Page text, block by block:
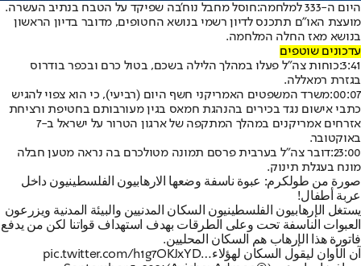
היום ה-333 למלחמה:
חוסל מחבל נוח'בה שפיקד על הטבח בנתיב העשרה.
מועצת האו"ם תתכנס לדיון רשמי בנושא החטופים, מדובר בדיון הראשון
בנושא מאז החלה המלחמה.
עדכונים שוטפים
3:41: כוחות צה"ל פעלו במהלך הלילה בשכם, בטול כרם ובכפר בודרוס
בגזרת רמאללה.
00:07: משרד המשפטים האמריקני חשף היום (רביעי), כי הוא צפוי להגיש
כתבי אישום נגד בכירים בהנהגת חמאס בגין מעורבותם בחטיפת ורציחת
אזרחים אמריקנים במהלך המתקפה של ארגון הטרור על ישראל ב-7
באוקטובר.
23:00: דובר צה"ל בערבית פרסם תמונה מטולכרם בה נראה מטען חבלה
מונח בעגלת תינוק.
صورة من طولكرم: عبوة ناسفة وضعها الارهابيون الفلسطينيون داخل
عربة أطفال!
يستغل الإرهابيون الفلسطينيون السكان المدنيين والبيئة المدنية ويزرعون
العبوات الناسفة تحت وعلى الطرقات بهدف استهداف قواتنا لكن من يدفع
فاتورة هذا الإرهاب هم السكان المحليين.
آن الأوان ليقول السكان لهؤلاء…pic.twitter.com/h1g7OKJxYD